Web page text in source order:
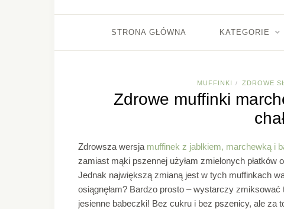
STRONA GŁÓWNA KATEGORIE
MUFFINKI / ZDROWE
Zdrowe muffinki
Zdrowsza wersja muffinek z jabłkiem, marchewką i
zamiast mąki pszennej użyłam zmielonych
Jednak największą zmianą jest w tych muffinkach
osiągnęłam? Bardzo prosto – wystarczy
jesienne babeczki! Bez cukru i bez pszenicy, ale za